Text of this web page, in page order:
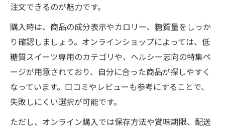
注文できるのが魅力です。
購入時は、商品の成分表示やカロリー、糖質量をしっか
り確認しましょう。オンラインショップによっては、低
糖質スイーツ専用のカテゴリや、ヘルシー志向の特集ペ
ージが用意されており、自分に合った商品が探しやすく
なっています。口コミやレビューも参考にすることで、
失敗しにくい選択が可能です。
ただし、オンライン購入では保存方法や賞味期限、配送